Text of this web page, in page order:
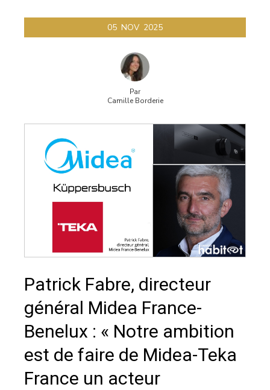
05 NOV 2025
Par
Camille Borderie
Patrick Fabre, directeur
général Midea France-
Benelux : « Notre ambition
est de faire de Midea-Teka
France un acteur